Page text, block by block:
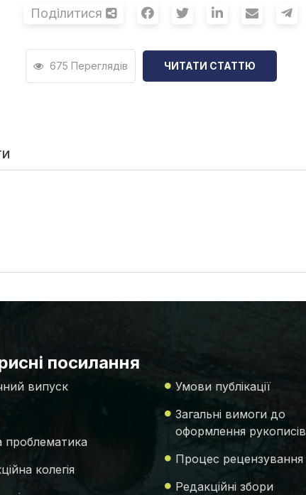
Поділитися
675 Переглядів ЧИТАТИ СТАТТЮ
посилання
випуск
проблематика
колегія
Умови публікації
Загальні вимоги до
оформлення рукописів
Процес рецензування
Редакційні збори